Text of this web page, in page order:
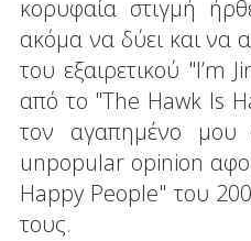
κορυφαία στιγμή
ακόμα να δύει και να
του εξαιρετικού "I’m
από το "The Hawk Is
τον αγαπημένο
unpopular opinion
Happy People" του
τους.